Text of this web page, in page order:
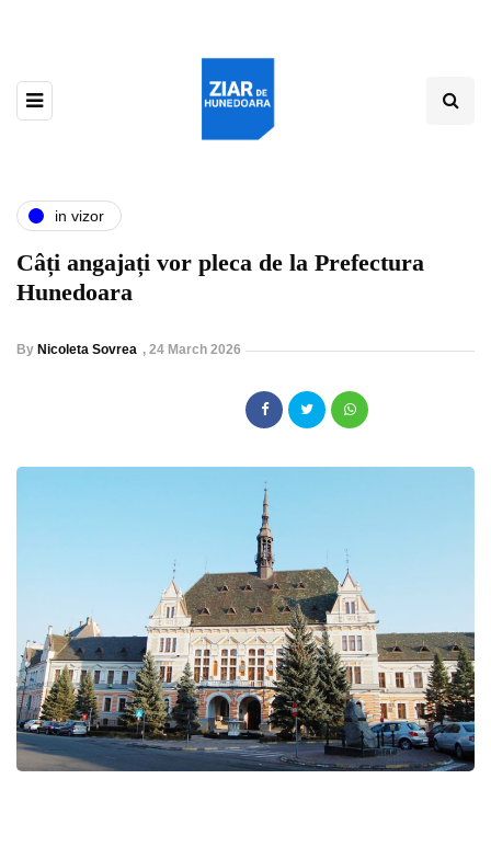
in vizor
Câți angajați vor pleca de la Prefectura
Hunedoara
By Nicoleta Sovrea , 24 March 2026